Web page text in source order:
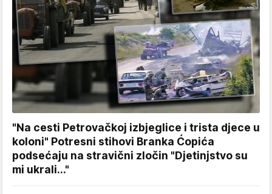
"Na cesti Petrovačkoj izbjeglice i trista djece u
koloni" Potresni stihovi Branka Ćopića
podsećaju na stravični zločin "Djetinjstvo su
mi ukrali..."